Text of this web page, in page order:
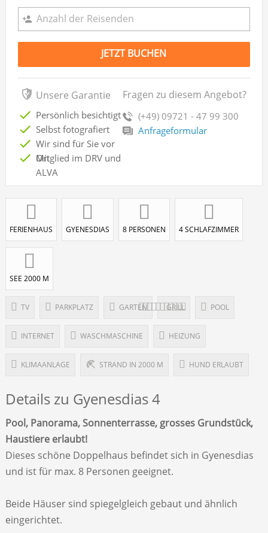
JETZT BUCHEN
Unsere Garantie
Persönlich besichtigt
Selbst fotografiert
Wir sind für Sie vor
Ort
Mitglied im DRV und
ALVA
Fragen zu diesem Angebot?
(+49) 09721 - 47 99 300
Anfrageformular
FERIENHAUS GYENESDIAS 8 PERSONEN 4 SCHLAFZIMMER
SEE 2000 M
TV PARKPLATZ GARTEN GRILL POOL
INTERNET WASCHMASCHINE HEIZUNG
KLIMAANLAGE STRAND IN 2000 M HUND ERLAUBT
Details zu Gyenesdias 4
Pool, Panorama, Sonnenterrasse, grosses Grundstück,
Haustiere erlaubt!
Dieses schöne Doppelhaus befindet sich in Gyenesdias
und ist für max. 8 Personen geeignet.
Beide Häuser sind spiegelgleich gebaut und ähnlich
eingerichtet.